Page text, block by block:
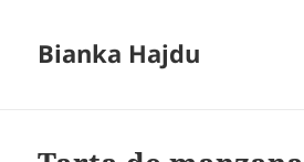
Bianka Hajdu